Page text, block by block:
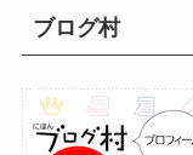
ブログ村